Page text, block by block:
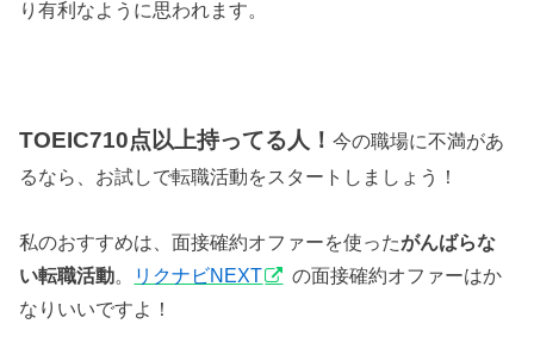
り有利なように思われます。
TOEIC710点以上持ってる人！今の職場に不満があ
るなら、お試しで転職活動をスタートしましょう！
私のおすすめは、面接確約オファーを使ったがんばらな
い転職活動。 リクナビNEXT
の面接確約オファーはか
なりいいですよ！